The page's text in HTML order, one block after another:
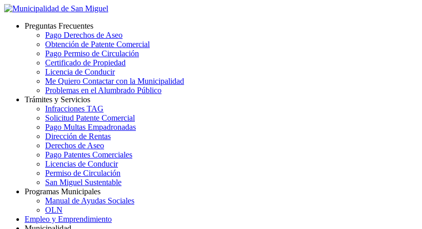
Preguntas Frecuentes
Pago Derechos de Aseo
Obtención de Patente Comercial
Pago Permiso de Circulación
Certificado de Propiedad
Licencia de Conducir
Me Quiero Contactar con la Municipalidad
Problemas en el Alumbrado Público
Trámites y Servicios
Infracciones TAG
Solicitud Patente Comercial
Pago Multas Empadronadas
Dirección de Rentas
Derechos de Aseo
Pago Patentes Comerciales
Licencias de Conducir
Permiso de Circulación
San Miguel Sustentable
Programas Municipales
Manual de Ayudas Sociales
OLN
Empleo y Emprendimiento